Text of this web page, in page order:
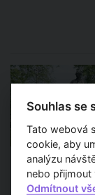
Souhlas se
Tato webová
cookie, aby
analýzu
nebo přijmout
Odmítnout